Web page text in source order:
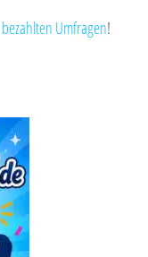
bezahlten Umfragen!